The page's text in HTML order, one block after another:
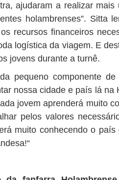
ajudaram a realizar mais
holambrenses”. Sitta
recursos financeiros
logística da viagem. E
jovens durante a turnê.
pequeno componente
nossa cidade e país lá
jovem aprenderá muito
pelos valores
muito conhecendo o